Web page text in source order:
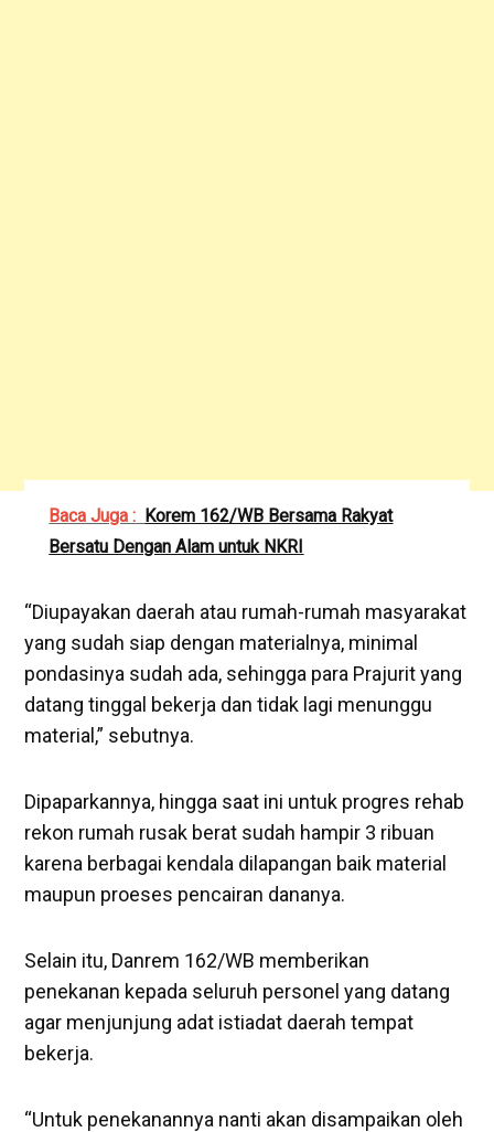
Baca Juga : Korem 162/WB Bersama Rakyat
Bersatu Dengan Alam untuk NKRI
“Diupayakan daerah atau rumah-rumah masyarakat
yang sudah siap dengan materialnya, minimal
pondasinya sudah ada, sehingga para Prajurit yang
datang tinggal bekerja dan tidak lagi menunggu
material,” sebutnya.
Dipaparkannya, hingga saat ini untuk progres rehab
rekon rumah rusak berat sudah hampir 3 ribuan
karena berbagai kendala dilapangan baik material
maupun proeses pencairan dananya.
Selain itu, Danrem 162/WB memberikan
penekanan kepada seluruh personel yang datang
agar menjunjung adat istiadat daerah tempat
bekerja.
“Untuk penekanannya nanti akan disampaikan oleh